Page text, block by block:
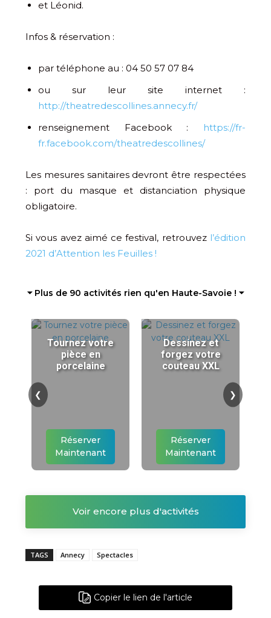
et Léonid.
Infos & réservation :
par téléphone au : 04 50 57 07 84
ou sur leur site internet :
http://theatredescollines.annecy.fr/
renseignement Facebook :
https://fr-
fr.facebook.com/theatredescollines/
Les mesures sanitaires devront être respectées
: port du masque et distanciation physique
obligatoire.
Si vous avez aimé ce festival, retrouvez l’édition
2021 d’Attention les Feuilles !
⏷ Plus de 90 activités rien qu'en Haute-Savoie ! ⏷
Tournez votre
pièce en
porcelaine
Réserver
Maintenant
Dessinez et
forgez votre
couteau XXL
Réserver
Maintenant
❮ ❯
Voir encore plus d'activités
TAGS Annecy Spectacles
Copier le lien de l'article